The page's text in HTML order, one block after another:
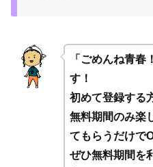
「ごめんね青春
す！
初めて登録する
無料期間のみ楽
てもらうだけで
ぜひ無料期間を